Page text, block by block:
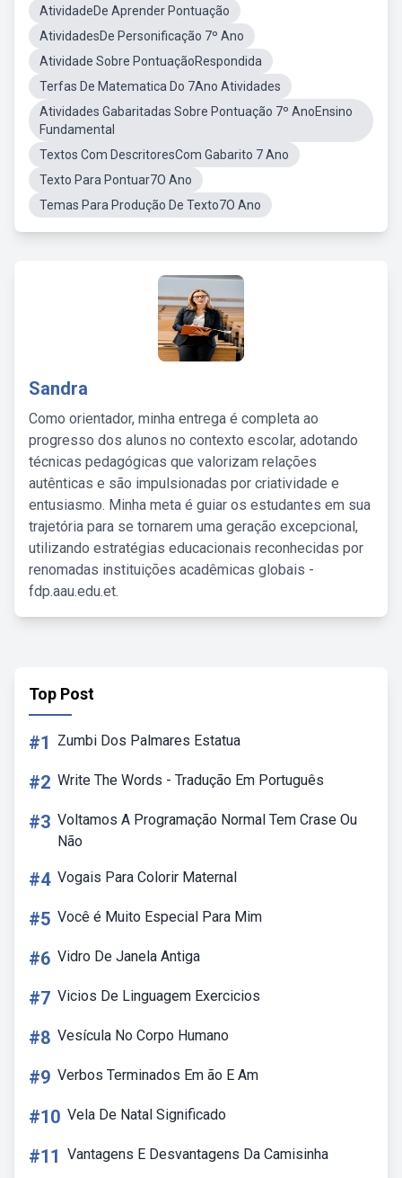
AtividadeDe Aprender Pontuação
AtividadesDe Personificação 7º Ano
Atividade Sobre PontuaçãoRespondida
Terfas De Matematica Do 7Ano Atividades
Atividades Gabaritadas Sobre Pontuação 7º AnoEnsino
Fundamental
Textos Com DescritoresCom Gabarito 7 Ano
Texto Para Pontuar7O Ano
Temas Para Produção De Texto7O Ano
Sandra
Como orientador, minha entrega é completa ao
progresso dos alunos no contexto escolar, adotando
técnicas pedagógicas que valorizam relações
autênticas e são impulsionadas por criatividade e
entusiasmo. Minha meta é guiar os estudantes em sua
trajetória para se tornarem uma geração excepcional,
utilizando estratégias educacionais reconhecidas por
renomadas instituições acadêmicas globais -
fdp.aau.edu.et.
Top Post
#1 Zumbi Dos Palmares Estatua
#2 Write The Words - Tradução Em Português
#3 Voltamos A Programação Normal Tem Crase Ou
Não
#4 Vogais Para Colorir Maternal
#5 Você é Muito Especial Para Mim
#6 Vidro De Janela Antiga
#7 Vicios De Linguagem Exercicios
#8 Vesícula No Corpo Humano
#9 Verbos Terminados Em ão E Am
#10 Vela De Natal Significado
#11 Vantagens E Desvantagens Da Camisinha